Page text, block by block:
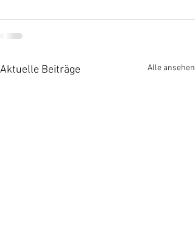
Aktuelle Beiträge Alle ansehen